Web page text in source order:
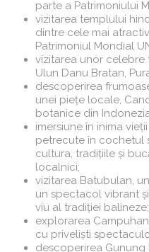
parte a Patrimoniului
vizitarea templului
dintre cele mai
Patrimoniul Mondial
vizitarea unor celebre
Ulun Danu Bratan,
descoperirea
unei piețe locale,
botanice din
imersiune în inima
petrecute în cochetul
cultura, tradițiile și
localnici;
vizitarea Batubulan,
un spectacol vibrant
viu al tradiției balineze;
explorarea
cu priveliști
descoperirea